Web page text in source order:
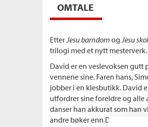
OMTALE
Etter Jesu barndom og Jesu
trilogi med et nytt mesterverk.
David er en veslevoksen gutt
vennene sine. Faren hans,
jobber i en klesbutikk. David
utfordrer sine foreldre og alle
danser han akkurat som han
andre bøker enn Don Quixote.